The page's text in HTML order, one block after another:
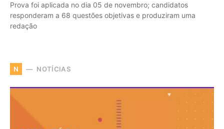
Prova foi aplicada no dia 05 de novembro; candidatos
responderam a 68 questões objetivas e produziram uma
redação
N NOTÍCIAS